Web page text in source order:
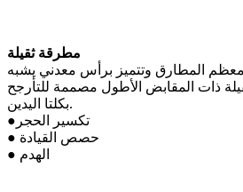
مطرقة ثقيلة
معظم المطارق وتتميز برأس معدني يشبه
ذات المقابض الأطول مصممة للتأرجح
بكلتا اليدين.
●تكسير الحجر
● حصص القيادة
● الهدم